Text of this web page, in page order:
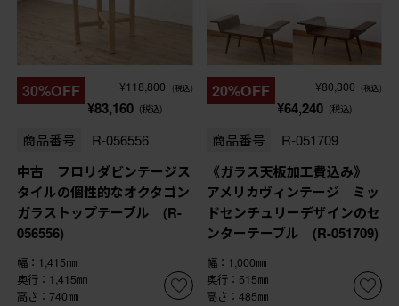
30%OFF ¥118,800 (税込)
¥83,160 (税込)
商品番号 R-056556
中古 フロリダビンテージス
タイルの個性的なオクタゴン
ガラストップテーブル (R-
056556)
幅：1,415㎜
奥行：1,415㎜
高さ：740㎜
20%OFF ¥80,300 (税込)
¥64,240 (税込)
商品番号 R-051709
《ガラス天板加工費込み》
アメリカヴィンテージ ミッ
ドセンチュリーデザインのセ
ンターテーブル (R-051709)
幅：1,000㎜
奥行：515㎜
高さ：485㎜